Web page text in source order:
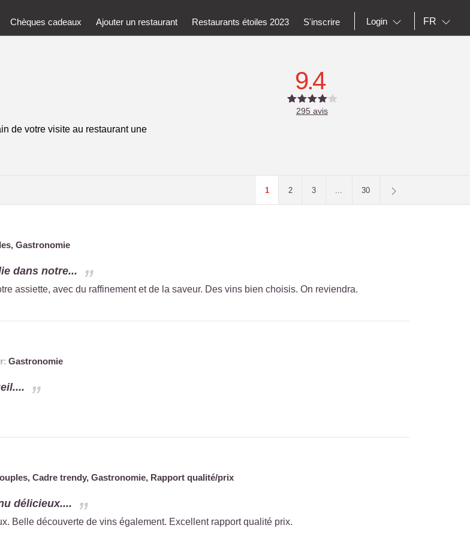
Chèques cadeaux Ajouter un restaurant Restaurants étoiles 2023 S'inscrire Login FR
de votre visite au restaurant une
9.4
295avis
1 2 3 ... 30
Gastronomie
dans notre...
assiette, avec du raffinement et de la saveur. Des vins bien choisis. On reviendra.
Gastronomie
Cadre trendy, Gastronomie, Rapport qualité/prix
délicieux....
Belle découverte de vins également. Excellent rapport qualité prix.